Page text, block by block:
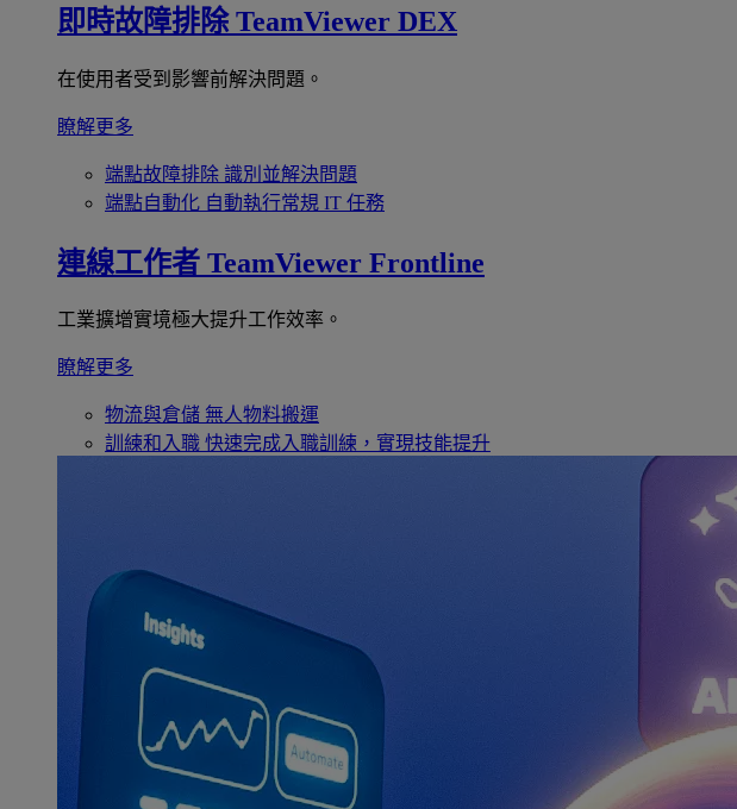
即時故障排除 TeamViewer DEX
在使用者受到影響前解決問題。
瞭解更多
端點故障排除 識別並解決問題
端點自動化 自動執行常規 IT 任務
連線工作者 TeamViewer Frontline
工業擴增實境極大提升工作效率。
瞭解更多
物流與倉儲 無人物料搬運
訓練和入職 快速完成入職訓練，實現技能提升